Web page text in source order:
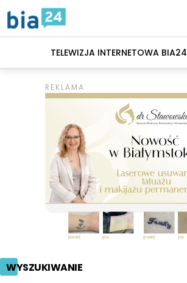
TELEWIZJA INTERNETOWA BIA24
WYSZUKIWANIE